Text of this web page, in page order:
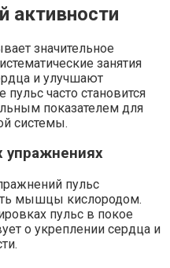
активности
значительное
занятия
и улучшают
часто становится
показателем для
системы.
упражнениях
пульс
мышцы кислородом.
пульс в покое
о укреплении сердца и